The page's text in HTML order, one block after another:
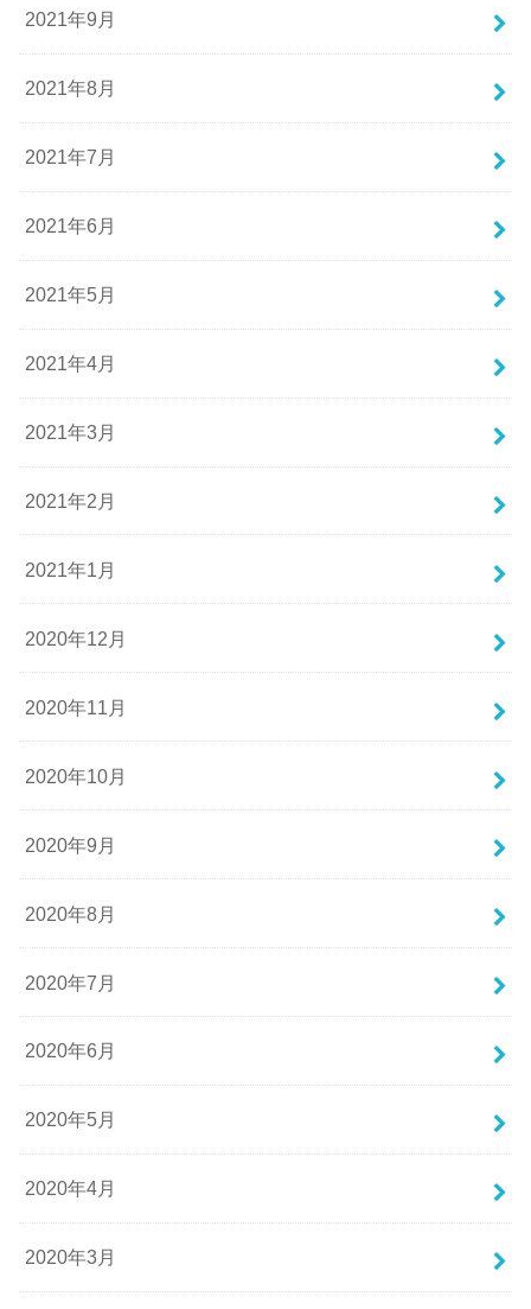
2021年9月
2021年8月
2021年7月
2021年6月
2021年5月
2021年4月
2021年3月
2021年2月
2021年1月
2020年12月
2020年11月
2020年10月
2020年9月
2020年8月
2020年7月
2020年6月
2020年5月
2020年4月
2020年3月